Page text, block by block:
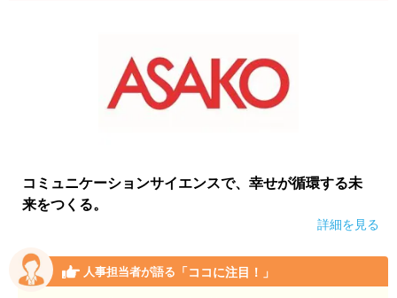
コミュニケーションサイエンスで、幸せが循環する未
来をつくる。
詳細を見る
人事担当者が語る 「ココに注目！」